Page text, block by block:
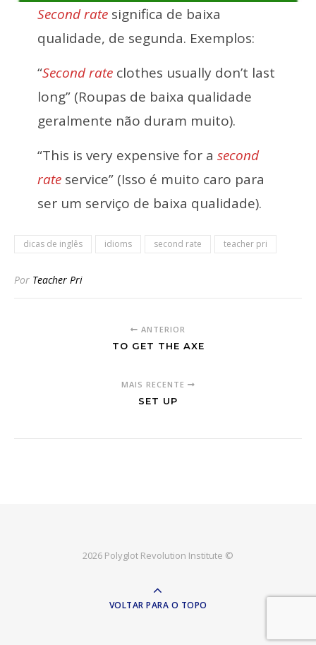
Second ratesignifica de baixa
qualidade, de segunda. Exemplos:
“Second rateclothes usually don’t last
long” (Roupas de baixa qualidade
geralmente não duram muito).
“This is very expensive for a second
rateservice” (Isso é muito caro para
ser um serviço de baixa qualidade).
dicas de inglês idioms second rate teacher pri
Por Teacher Pri
ANTERIOR
TO GET THE AXE
MAIS RECENTE
SET UP
2026 Polyglot Revolution Institute ©
VOLTAR PARA O TOPO